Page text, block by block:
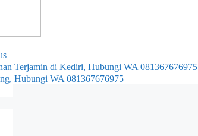
Terjamin di Kediri, Hubungi WA 081367676975
Hubungi WA 081367676975